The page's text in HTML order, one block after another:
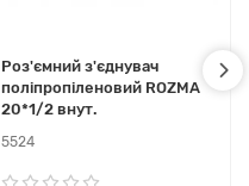
Роз'ємний з'єднувач
поліпропіленовий ROZMA
20*1/2 внут.
5524